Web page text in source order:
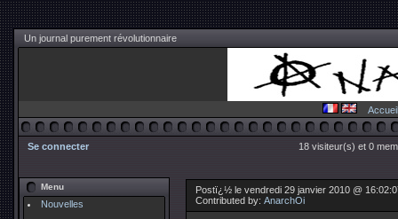
Un journal purement révolutionnaire
Accueil
Se connecter 18 visiteur(s) et 0
Menu
Nouvelles
Postï¿½ le vendredi 29 janvier 2010 @
Contributed by: AnarchOi